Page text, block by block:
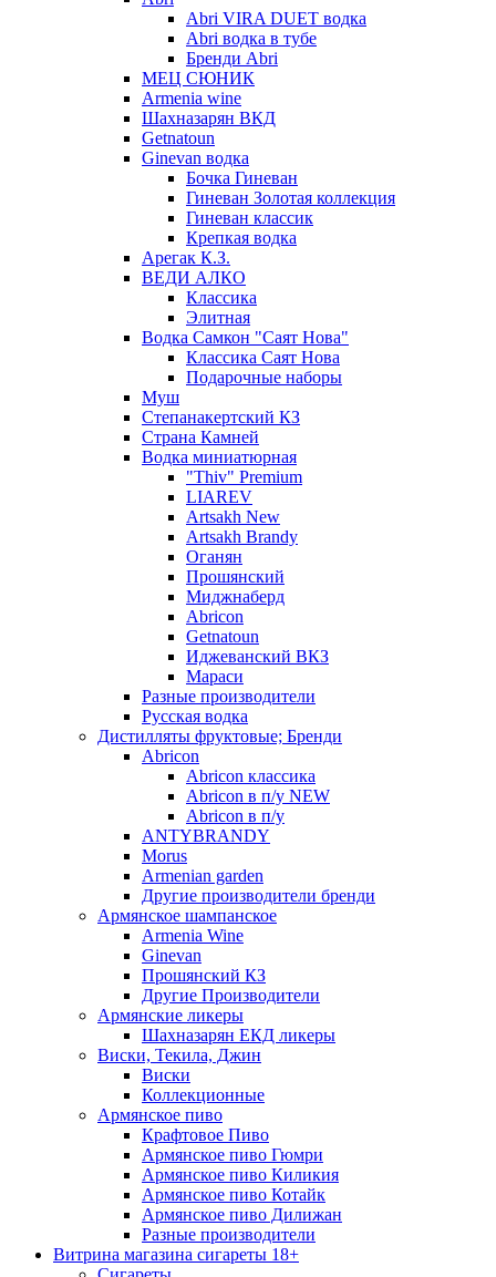
Abri VIRA DUET водка
Abri водка в тубе
Бренди Abri
МЕЦ СЮНИК
Armenia wine
Шахназарян ВКД
Getnatoun
Ginevan водка
Бочка Гиневан
Гиневан Золотая коллекция
Гиневан классик
Крепкая водка
Арегак К.З.
ВЕДИ АЛКО
Классика
Элитная
Водка Самкон "Саят Нова"
Классика Саят Нова
Подарочные наборы
Муш
Степанакертский КЗ
Страна Камней
Водка миниатюрная
"Thiv" Premium
LIAREV
Artsakh New
Artsakh Brandy
Оганян
Прошянский
Миджнаберд
Abricon
Getnatoun
Иджеванский ВКЗ
Мараси
Разные производители
Русская водка
Дистилляты фруктовые; Бренди
Abricon
Abricon классика
Abricon в п/у NEW
Abricon в п/у
ANTYBRANDY
Morus
Armenian garden
Другие производители бренди
Армянское шампанское
Armenia Wine
Ginevan
Прошянский КЗ
Другие Производители
Армянские ликеры
Шахназарян ЕКД ликеры
Виски, Текила, Джин
Виски
Коллекционные
Армянское пиво
Крафтовое Пиво
Армянское пиво Гюмри
Армянское пиво Киликия
Армянское пиво Котайк
Армянское пиво Дилижан
Разные производители
Витрина магазина сигареты 18+